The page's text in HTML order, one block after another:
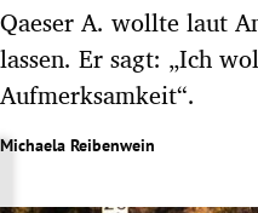
Untermenü
Untermenü
Qaeser A. wollte laut
lassen. Er sagt: „Ich
Aufmerksamkeit“.
Michaela Reibenwein